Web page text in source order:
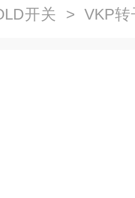
开关 > VKP转